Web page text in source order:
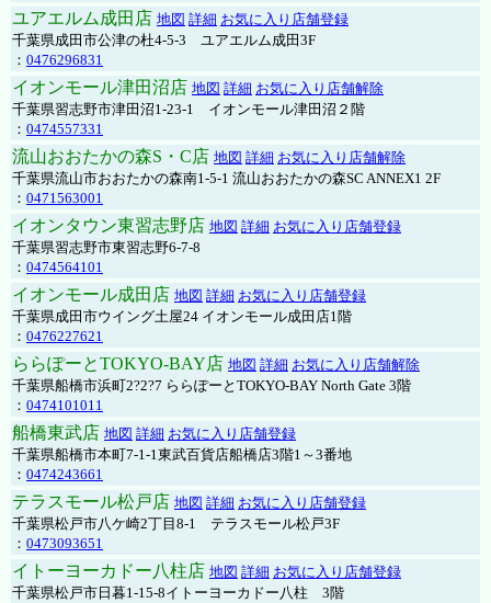
ユアエルム成田店 地図 詳細 お気に入り店舗登録
千葉県成田市公津の杜4-5-3 ユアエルム成田3F
： 0476296831
イオンモール津田沼店 地図 詳細 お気に入り店舗解除
千葉県習志野市津田沼1-23-1 イオンモール津田沼２階
： 0474557331
流山おおたかの森S・C店 地図 詳細 お気に入り店舗解除
千葉県流山市おおたかの森南1-5-1 流山おおたかの森SC ANNEX1 2F
： 0471563001
イオンタウン東習志野店 地図 詳細 お気に入り店舗登録
千葉県習志野市東習志野6-7-8
： 0474564101
イオンモール成田店 地図 詳細 お気に入り店舗登録
千葉県成田市ウイング土屋24 イオンモール成田店1階
： 0476227621
ららぽーとTOKYO-BAY店 地図 詳細 お気に入り店舗解除
千葉県船橋市浜町2?2?7 ららぽーとTOKYO-BAY North Gate 3階
： 0474101011
船橋東武店 地図 詳細 お気に入り店舗登録
千葉県船橋市本町7-1-1東武百貨店船橋店3階1～3番地
： 0474243661
テラスモール松戸店 地図 詳細 お気に入り店舗登録
千葉県松戸市八ケ崎2丁目8-1 テラスモール松戸3F
： 0473093651
イトーヨーカドー八柱店 地図 詳細 お気に入り店舗登録
千葉県松戸市日暮1-15-8イトーヨーカドー八柱 3階